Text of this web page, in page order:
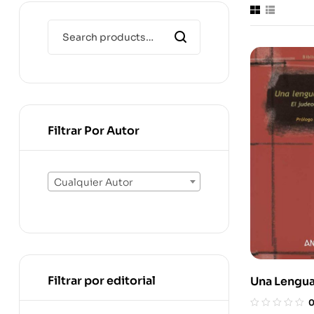
Una
Patria. El
0
Filtrar Por Autor
Cualquier Autor
Filtrar por editorial